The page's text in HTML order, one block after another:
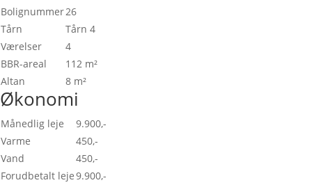
Bolignummer26
Tårn
Tårn 4
Værelser
4
BBR-areal
112 m²
Altan
8 m²
Økonomi
Månedlig leje
9.900,-
Varme
450,-
Vand
450,-
Forudbetalt leje9.900,-